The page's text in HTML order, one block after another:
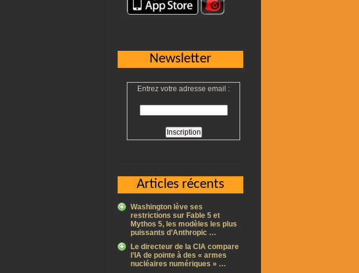
Newsletter
Entrez votre adresse email :
Articles récents
Washington lève ses
restrictions sur Fable 5 et
Mythos 5, les modèles les plus
puissants d’Anthropic …
Le directeur de la CIA compare
l’IA de pointe à des « armes
nucléaires numériques » …